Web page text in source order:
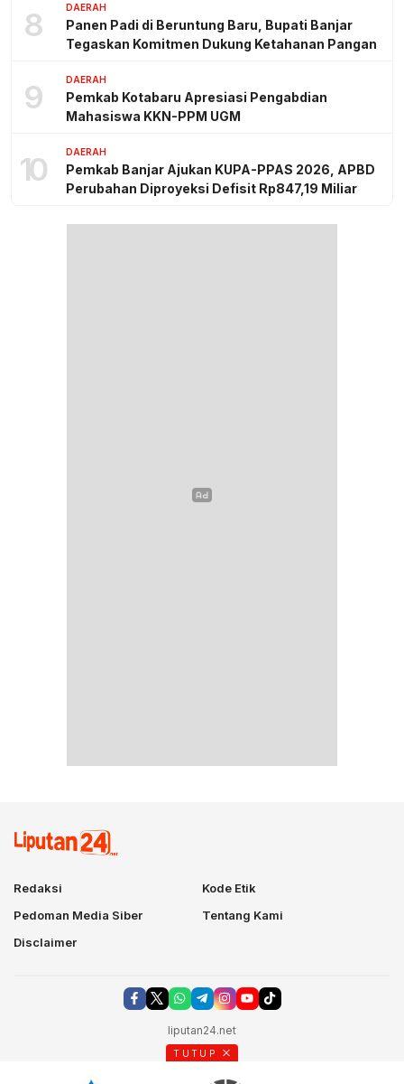
8 DAERAH
Panen Padi di Beruntung Baru, Bupati Banjar
Tegaskan Komitmen Dukung Ketahanan Pangan
9 DAERAH
Pemkab Kotabaru Apresiasi Pengabdian
Mahasiswa KKN-PPM UGM
10 DAERAH
Pemkab Banjar Ajukan KUPA-PPAS 2026, APBD
Perubahan Diproyeksi Defisit Rp847,19 Miliar
Redaksi
Kode Etik
Pedoman Media Siber
Tentang Kami
Disclaimer
liputan24.net
TUTUP